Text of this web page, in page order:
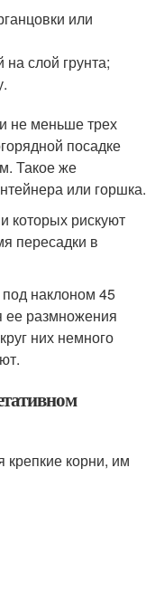
или
слой грунта;
не меньше трех
посадке
Такое же
или горшка.
которых рискуют
пересадки в
наклоном 45
ее размножения
них немного
крепкие корни, им